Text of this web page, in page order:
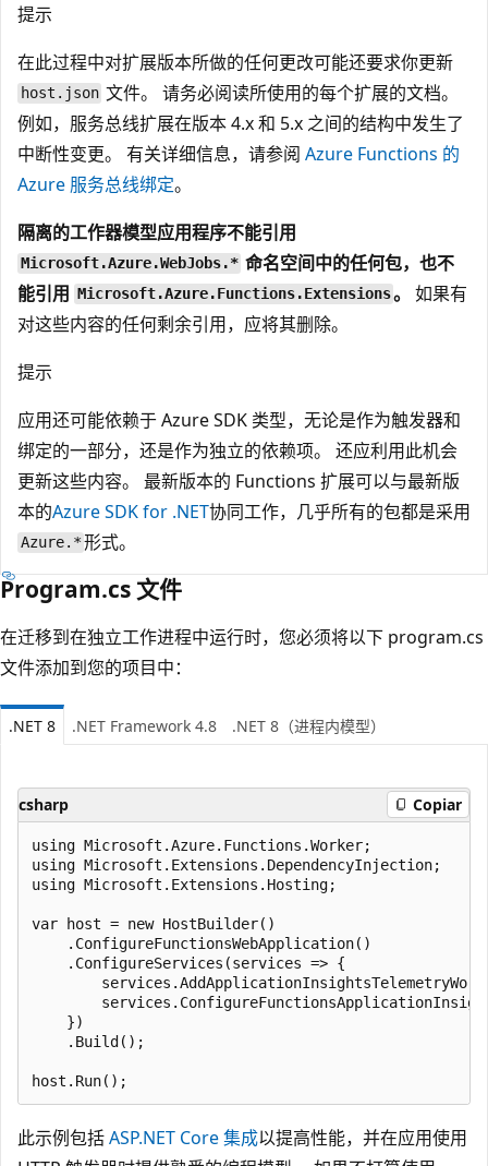
提示
在此过程中对扩展版本所做的任何更改可能还要求你更新
host.json 文件。 请务必阅读所使用的每个扩展的文档。
例如，服务总线扩展在版本 4.x 和 5.x 之间的结构中发生了
中断性变更。 有关详细信息，请参阅 Azure Functions 的
Azure 服务总线绑定。
隔离的工作器模型应用程序不能引用
Microsoft.Azure.WebJobs.* 命名空间中的任何包，也不
能引用 Microsoft.Azure.Functions.Extensions。 如果有
对这些内容的任何剩余引用，应将其删除。
提示
应用还可能依赖于 Azure SDK 类型，无论是作为触发器和
绑定的一部分，还是作为独立的依赖项。 还应利用此机会
更新这些内容。 最新版本的 Functions 扩展可以与最新版
本的Azure SDK for .NET协同工作，几乎所有的包都是采用
Azure.* 形式。
Program.cs 文件
在迁移到在独立工作进程中运行时，您必须将以下 program.cs
文件添加到您的项目中：
.NET 8 .NET Framework 4.8 .NET 8（进程内模型）
csharp Copiar
using Microsoft.Azure.Functions.Worker;
using Microsoft.Extensions.DependencyInjection;
using Microsoft.Extensions.Hosting;
var host = new HostBuilder()
    .ConfigureFunctionsWebApplication()
    .ConfigureServices(services => {
    })
    .Build();
此示例包括ASP.NET Core 集成以提高性能，并在应用使用